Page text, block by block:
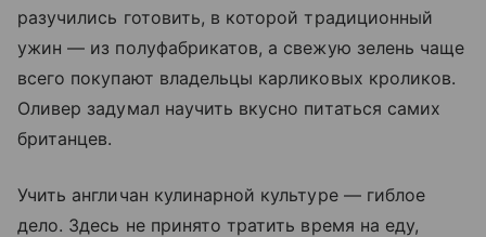
разучились готовить, в которой традиционный
ужин — из полуфабрикатов, а свежую зелень чаще
всего покупают владельцы карликовых кроликов.
Оливер задумал научить вкусно питаться самих
британцев.
Учить англичан кулинарной культуре — гиблое
дело. Здесь не принято тратить время на еду,